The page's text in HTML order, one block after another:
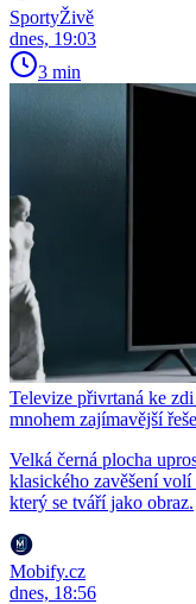
SportyŽivě
dnes, 19:03
3 min
Televize přivrtaná ke
mnohem zajímavější
Velká černá plocha
klasického zavěšení
který se tváří jako obraz.
Mobify.cz
dnes, 18:56